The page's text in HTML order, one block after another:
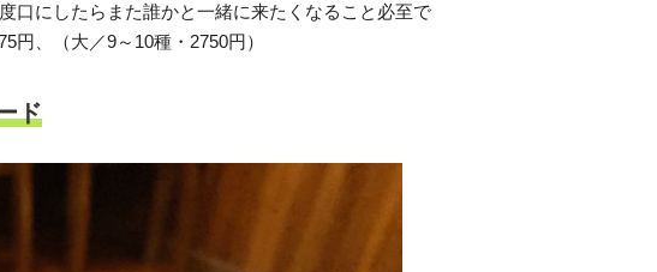
口にしたらまた誰かと一緒に来たくなること必至で
、（大／9～10種・2750円）
ド